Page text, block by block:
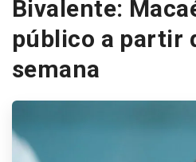
Bivalente:
público a partir
semana